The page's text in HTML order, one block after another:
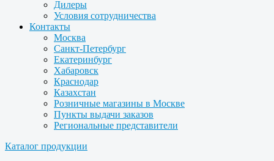
Дилеры
Условия сотрудничества
Контакты
Москва
Санкт-Петербург
Екатеринбург
Хабаровск
Краснодар
Казахстан
Розничные магазины в Москве
Пункты выдачи заказов
Региональные представители
Каталог продукции